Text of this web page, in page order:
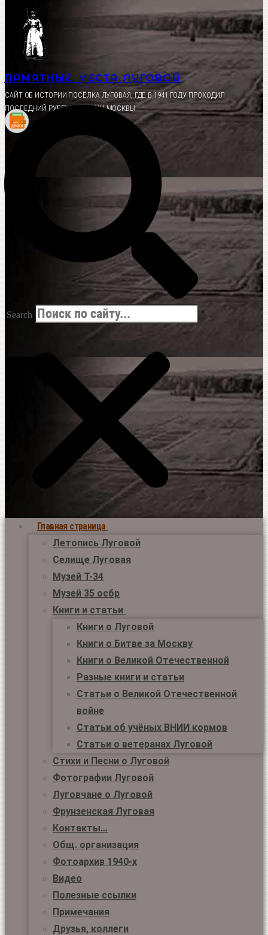
Перейти
содержимому
ПАМЯТНЫЕ МЕСТА ЛУГОВОЙ
CАЙТ ОБ ИСТОРИИ ПОСЁЛКА ЛУГОВАЯ, ГДЕ В 1941 ГОДУ ПРОХОДИЛ
ПОСЛЕДНИЙ РУБЕЖ ОБОРОНЫ МОСКВЫ
Search
Главная страница
Летопись Луговой
Селище Луговая
Музей Т-34
Музей 35 осбр
Книги и статьи
Книги о Луговой
Книги о Битве за Москву
Книги о Великой Отечественной
Разные книги и статьи
Статьи о Великой Отечественной
войне
Статьи об учёных ВНИИ кормов
Статьи о ветеранах Луговой
Стихи и Песни о Луговой
Фотографии Луговой
Луговчане о Луговой
Фрунзенская Луговая
Контакты…
Общ. организация
Фотоархив 1940-х
Видео
Полезные ссылки
Примечания
Друзья, коллеги